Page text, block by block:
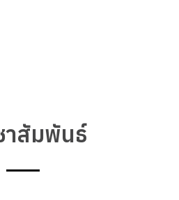
าสัมพันธ์